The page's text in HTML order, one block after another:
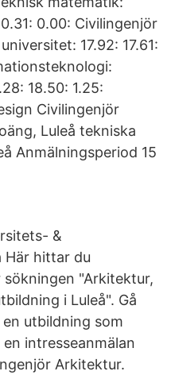
0.00: Civilingenjör
17.92: 17.61:
18.50: 1.25:
Civilingenjör
Luleå tekniska
Anmälningsperiod 15
&
Här hittar du
"Arkitektur,
i Luleå". Gå
utbildning som
intresseanmälan
Arkitektur.